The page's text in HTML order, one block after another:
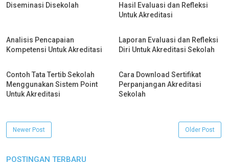
Diseminasi Disekolah
Hasil Evaluasi dan Refleksi
Untuk Akreditasi
Analisis Pencapaian
Kompetensi Untuk Akreditasi
Laporan Evaluasi dan Refleksi
Diri Untuk Akreditasi Sekolah
Contoh Tata Tertib Sekolah
Menggunakan Sistem Point
Untuk Akreditasi
Cara Download Sertifikat
Perpanjangan Akreditasi
Sekolah
Newer Post Older Post
POSTINGAN TERBARU